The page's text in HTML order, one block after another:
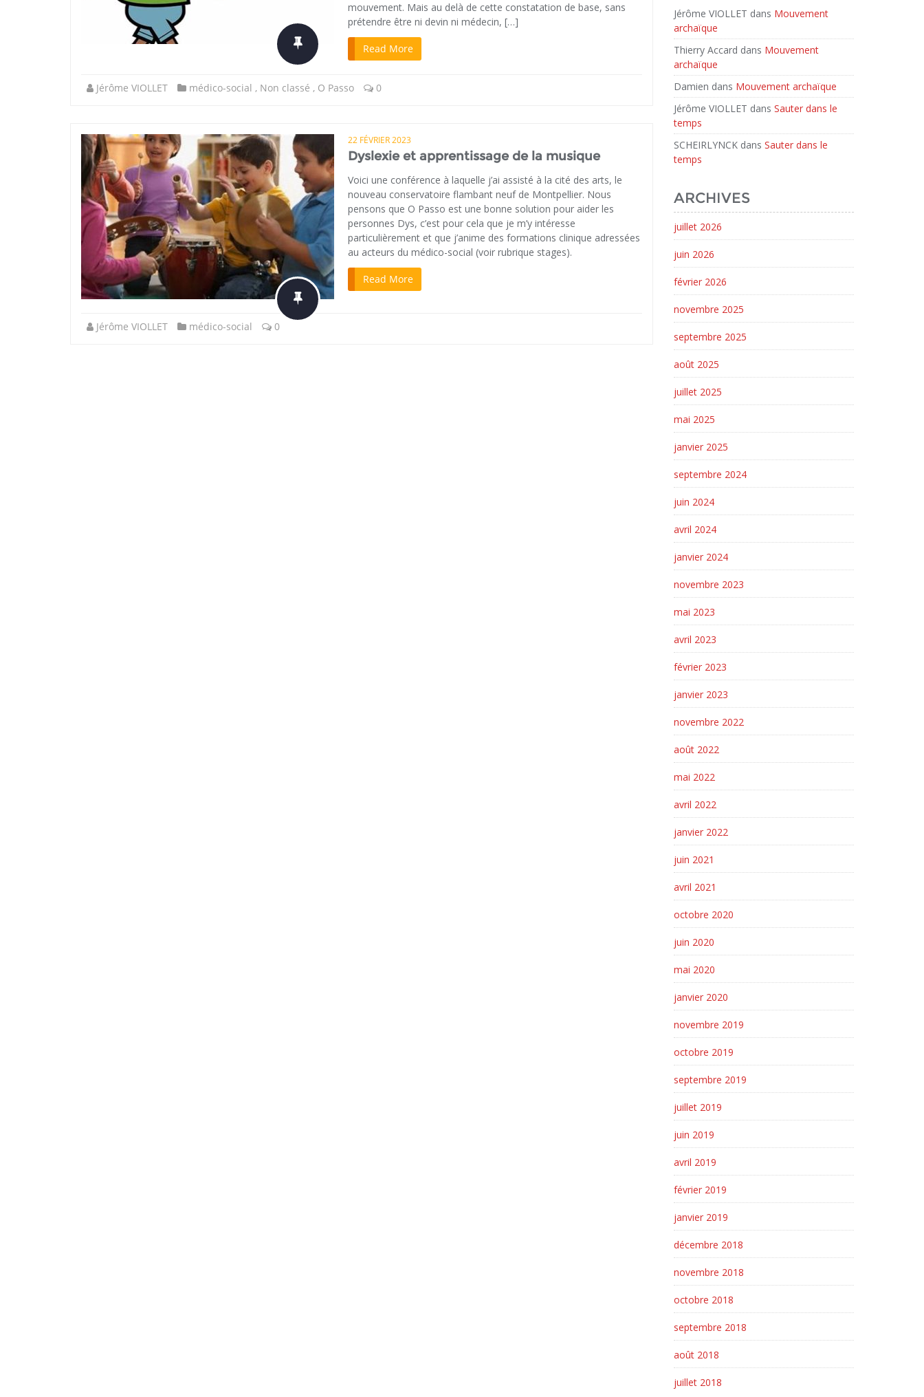
mouvement. Mais au delà de cette constatation de base, sans
prétendre être ni devin ni médecin, […]
Read More
Jérôme VIOLLET médico-social , Non classé , O Passo 0
22 FÉVRIER 2023
Dyslexie et apprentissage de la musique
Voici une conférence à laquelle j’ai assisté à la cité des arts, le
nouveau conservatoire flambant neuf de Montpellier. Nous
pensons que O Passo est une bonne solution pour aider les
personnes Dys, c’est pour cela que je m’y intéresse
particulièrement et que j’anime des formations clinique adressées
au acteurs du médico-social (voir rubrique stages).
Read More
Jérôme VIOLLET médico-social 0
Jérôme VIOLLET dans Mouvement
archaïque
Thierry Accard dans Mouvement
archaïque
Damien dans Mouvement archaïque
Jérôme VIOLLET dans Sauter dans le
temps
SCHEIRLYNCKdans Sauter dans le
temps
ARCHIVES
juillet 2026
juin 2026
février 2026
novembre 2025
septembre 2025
août 2025
juillet 2025
mai 2025
janvier 2025
septembre 2024
juin 2024
avril 2024
janvier 2024
novembre 2023
mai 2023
avril 2023
février 2023
janvier 2023
novembre 2022
août 2022
mai 2022
avril 2022
janvier 2022
juin 2021
avril 2021
octobre 2020
juin 2020
mai 2020
janvier 2020
novembre 2019
octobre 2019
septembre 2019
juillet 2019
juin 2019
avril 2019
février 2019
janvier 2019
décembre 2018
novembre 2018
octobre 2018
septembre 2018
août 2018
juillet 2018